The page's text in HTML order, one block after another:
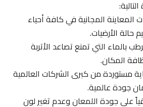
المجانية في كافة أحياء
الأرضيات.
التي تمنع تصاعد الأتربة
المكان.
من كبرى الشركات العالمية
جودة عالمية.
جودة اللمعان وعدم تغير لون